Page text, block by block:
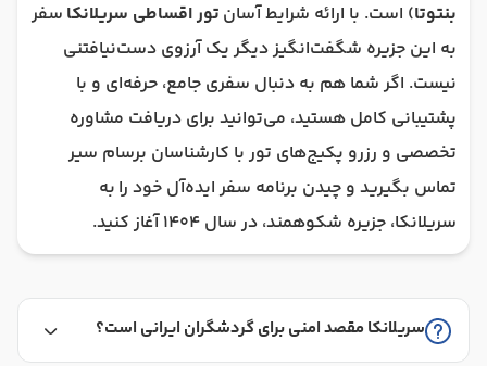
بنتوتا) است. با ارائه شرایط آسان تور اقساطی سریلانکا سفر
به این جزیره شگفت‌انگیز دیگر یک آرزوی دست‌نیافتنی
نیست. اگر شما هم به دنبال سفری جامع، حرفه‌ای و با
پشتیبانی کامل هستید، می‌توانید برای دریافت مشاوره
تخصصی و رزرو پکیج‌های تور با کارشناسان برسام سیر
تماس بگیرید و چیدن برنامه سفر ایده‌آل خود را به
سریلانکا، جزیره شکوهمند، در سال 1404 آغاز کنید.
سریلانکا مقصد امنی برای گردشگران ایرانی است؟